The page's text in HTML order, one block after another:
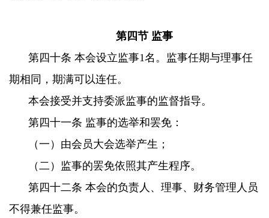
第四节 监事
第四十条 本会设立监事1名。监事任期与理事任
期相同，期满可以连任。
本会接受并支持委派监事的监督指导。
第四十一条 监事的选举和罢免：
（一）由会员大会选举产生；
（二）监事的罢免依照其产生程序。
第四十二条 本会的负责人、理事、财务管理人员
不得兼任监事。